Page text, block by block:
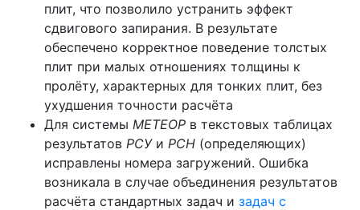
плит, что позволило устранить эффект
сдвигового запирания. В результате
обеспечено корректное поведение толстых
плит при малых отношениях толщины к
пролёту, характерных для тонких плит, без
ухудшения точности расчёта
Для системы МЕТЕОР в текстовых таблицах
результатов РСУи РСН (определяющих)
исправлены номера загружений. Ошибка
возникала в случае объединения результатов
расчёта стандартных задач и задач с